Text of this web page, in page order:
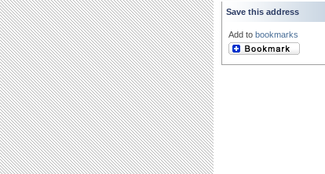
Save this address
Add to bookmarks